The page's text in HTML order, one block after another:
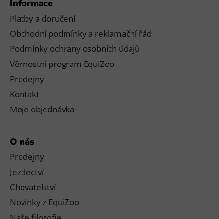
Informace
Platby a doručení
Obchodní podmínky a reklamační řád
Podmínky ochrany osobních údajů
Věrnostní program EquiZoo
Prodejny
Kontakt
Moje objednávka
O nás
Prodejny
Jezdectví
Chovatelství
Novinky z EquiZoo